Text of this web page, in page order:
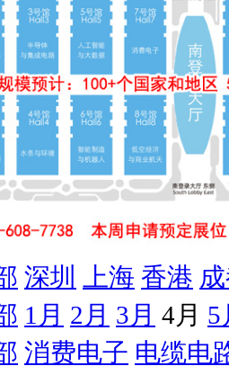
深圳 上海 香港
1月 2月 3月 4月 5
消费电子 电缆电